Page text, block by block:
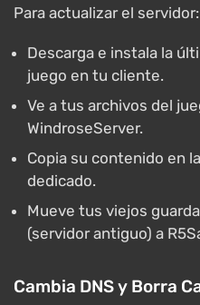
Para actualizar el servidor:
Descarga e instala la
juego en tu cliente.
Ve a tus archivos del
WindroseServer.
Copia su contenido en
dedicado.
Mueve tus viejos
(servidor antiguo) a
Cambia DNS y Borra